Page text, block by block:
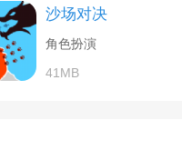
沙场对决
角色扮演
41MB